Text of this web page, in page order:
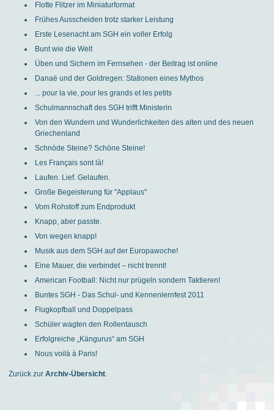
Flotte Flitzer im Miniaturformat
Frühes Ausscheiden trotz starker Leistung
Erste Lesenacht am SGH ein voller Erfolg
Bunt wie die Welt
Üben und Sichern im Fernsehen - der Beitrag ist online
Danaë und der Goldregen: Stationen eines Mythos
... pour la vie, pour les grands et les petits
Schulmannschaft des SGH trifft Ministerin
Von den Wundern und Wunderlichkeiten des alten und des neuen
Griechenland
Schnöde Steine? Schöne Steine!
Les Français sont là!
Laufen. Lief. Gelaufen.
Große Begeisterung für "Applaus"
Vom Rohstoff zum Endprodukt
Knapp, aber passte.
Von wegen knapp!
Musik aus dem SGH auf der Europawoche!
Eine Mauer, die verbindet – nicht trennt!
American Football: Nicht nur prügeln sondern Taktieren!
Buntes SGH - Das Schul- und Kennenlernfest 2011
Flugkopfball und Doppelpass
Schüler wagten den Rollentausch
Erfolgreiche „Kängurus“ am SGH
Nous voilà à Paris!
Zurück zur Archiv-Übersicht.